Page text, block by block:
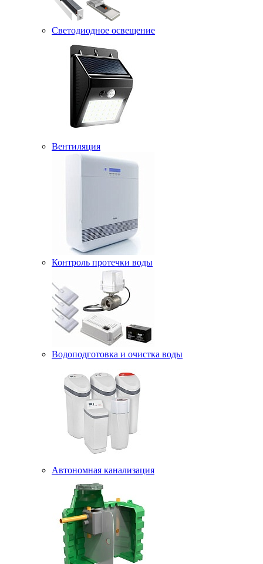
Светодиодное освещение
Вентиляция
Контроль протечки воды
Водоподготовка и очистка воды
Автономная канализация